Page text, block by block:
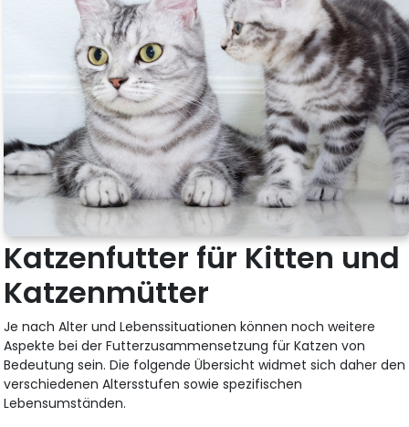
Katzenfutter für Kitten und
Katzenmütter
Je nach Alter und Lebenssituationen können noch weitere
Aspekte bei der Futterzusammensetzung für Katzen von
Bedeutung sein. Die folgende Übersicht widmet sich daher den
verschiedenen Altersstufen sowie spezifischen
Lebensumständen.